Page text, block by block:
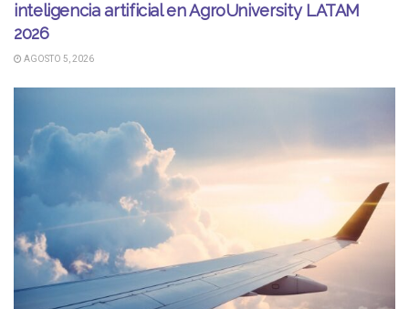
inteligencia artificial en AgroUniversity LATAM
2026
AGOSTO 5, 2026